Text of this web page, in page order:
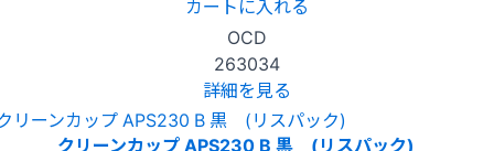
カートに入れる
OCD
263034
詳細を見る
クリーンカップ APS230 B 黒 (リスパック)